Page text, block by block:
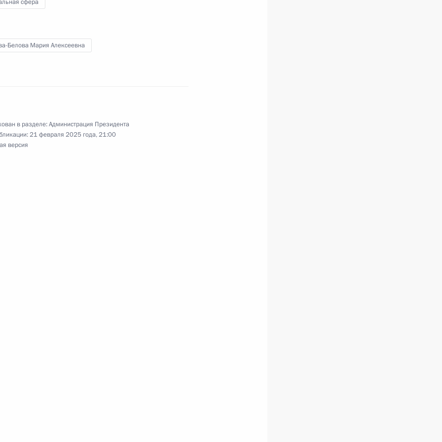
область
область
сфера
Белова Мария Алексеевна
в разделе:Администрация Президента
21 февраля 2025 года, 21:00
версия